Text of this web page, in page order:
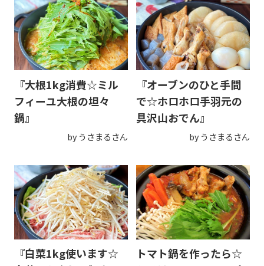
『大根1kg消費☆ミル
フィーユ大根の坦々
鍋』
by うさまるさん
『オーブンのひと手間
で☆ホロホロ手羽元の
具沢山おでん』
by うさまるさん
『白菜1kg使います☆
トマト鍋を作ったら☆